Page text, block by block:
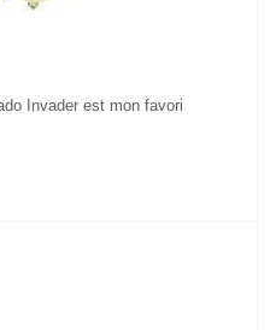
Invader est mon favori